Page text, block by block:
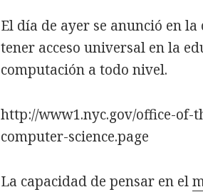
El día de ayer se anunció en
tener acceso universal en la
computación a todo nivel.
http://www1.nyc.gov/office-of-
computer-science.page
La capacidad de pensar en el